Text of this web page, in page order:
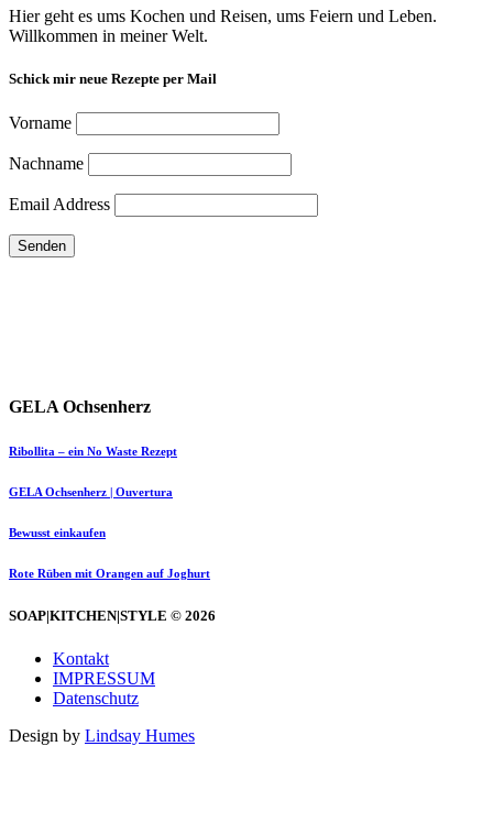
Hier geht es ums Kochen und Reisen, ums Feiern und Leben.
Willkommen in meiner Welt.
Schick mir neue Rezepte per Mail
Vorname
Nachname
Email Address
GELA Ochsenherz
Ribollita – ein No Waste Rezept
GELA Ochsenherz | Ouvertura
Bewusst einkaufen
Rote Rüben mit Orangen auf Joghurt
SOAP|KITCHEN|STYLE © 2026
Kontakt
IMPRESSUM
Datenschutz
Design by Lindsay Humes